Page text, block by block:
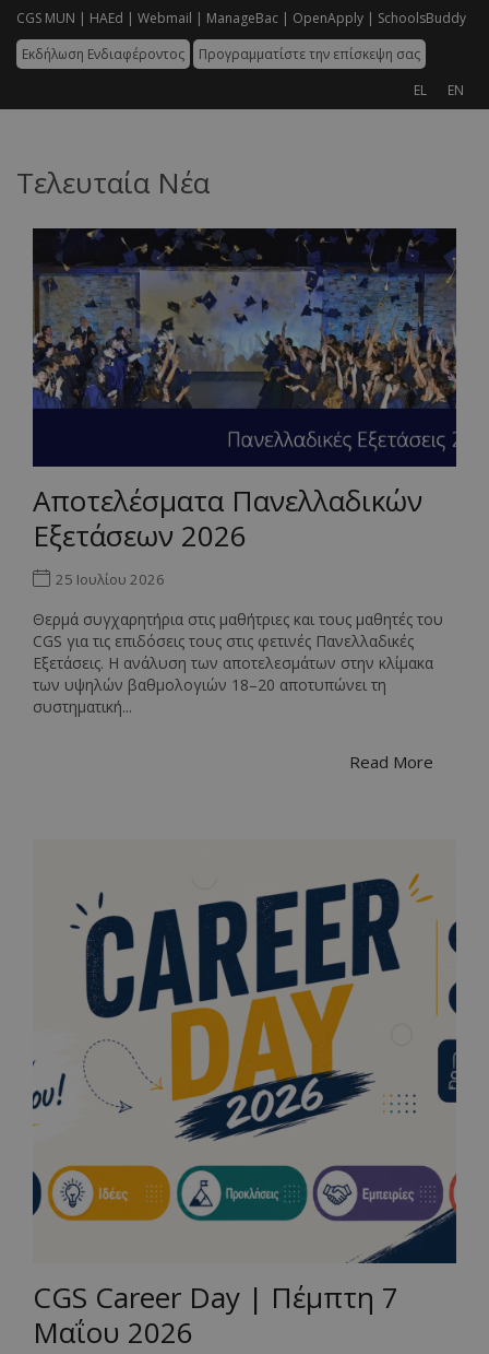
CGS MUN | HAEd | Webmail | ManageBac | OpenApply | SchoolsBuddy
Εκδήλωση Ενδιαφέροντος
Προγραμματίστε την επίσκεψη σας
EL
EN
Τελευταία Νέα
Αποτελέσματα Πανελλαδικών
Εξετάσεων 2026
25 Ιουλίου 2026
Θερμά συγχαρητήρια στις μαθήτριες και τους μαθητές του
CGS για τις επιδόσεις τους στις φετινές Πανελλαδικές
Εξετάσεις. Η ανάλυση των αποτελεσμάτων στην κλίμακα
των υψηλών βαθμολογιών 18–20 αποτυπώνει τη
συστηματική...
Read More
CGS Career Day | Πέμπτη 7
Μαΐου 2026